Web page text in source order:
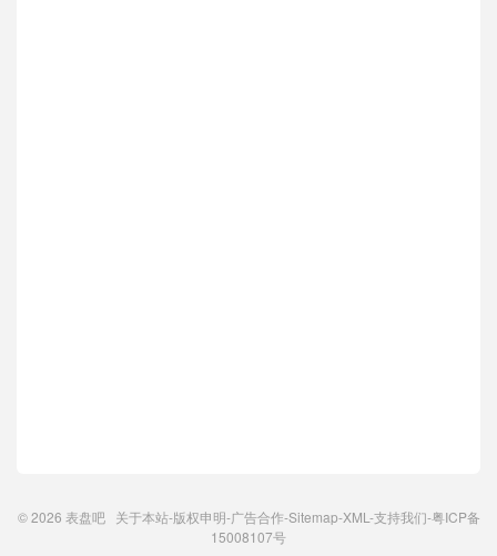
© 2026 表盘吧 关于本站-版权申明-广告合作-Sitemap-XML -支持我们-粤ICP备
15008107号